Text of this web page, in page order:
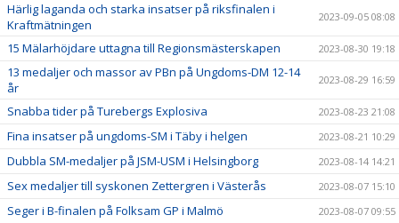
Härlig laganda och starka insatser på riksfinalen i
Kraftmätningen
2023-09-05 08:08
15 Mälarhöjdare uttagna till Regionsmästerskapen 2023-08-30 19:18
13 medaljer och massor av PBn på Ungdoms-DM 12-14
år
2023-08-29 16:59
Snabba tider på Turebergs Explosiva 2023-08-23 21:08
Fina insatser på ungdoms-SM i Täby i helgen 2023-08-21 10:29
Dubbla SM-medaljer på JSM-USM i Helsingborg 2023-08-14 14:21
Sex medaljer till syskonen Zettergren i Västerås 2023-08-07 15:10
Seger i B-finalen på Folksam GP i Malmö 2023-08-07 09:55